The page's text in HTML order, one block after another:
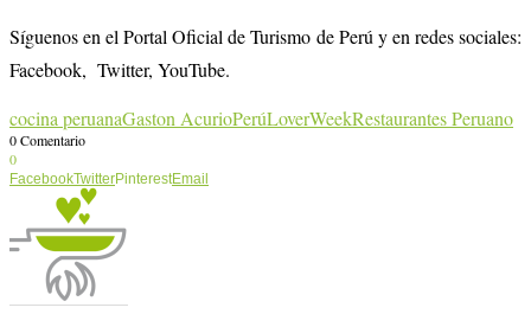
Síguenos en el Portal Oficial de Turismo de Perú y en redes sociales:
Facebook, Twitter, YouTube.
cocina peruanaGaston AcurioPerúLoverWeekRestaurantes Peruano
0 Comentario
0
FacebookTwitterPinterestEmail